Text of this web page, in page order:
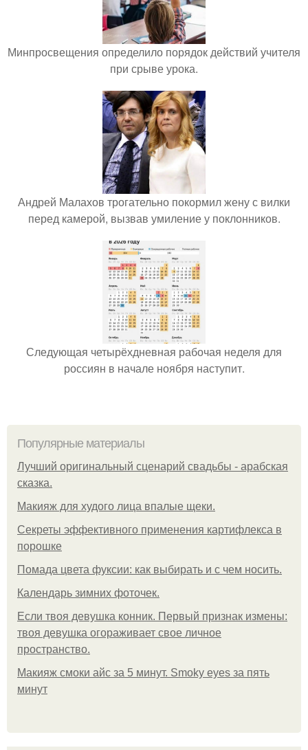
Минпросвещения определило порядок действий учителя
при срыве урока.
Андрей Малахов трогательно покормил жену с вилки
перед камерой, вызвав умиление у поклонников.
Следующая четырёхдневная рабочая неделя для
россиян в начале ноября наступит.
Популярные материалы
Лучший оригинальный сценарий свадьбы - арабская
сказка.
Макияж для худого лица впалые щеки.
Секреты эффективного применения картифлекса в
порошке
Помада цвета фуксии: как выбирать и с чем носить.
Календарь зимних фоточек.
Если твоя девушка конник. Первый признак измены:
твоя девушка огораживает свое личное
пространство.
Макияж смоки айс за 5 минут. Smoky eyes за пять
минут